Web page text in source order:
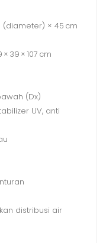
(diameter) × 45 cm
× 39 × 107 cm
(Dx)
UV, anti
distribusi air